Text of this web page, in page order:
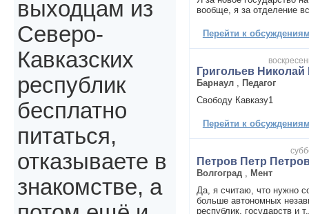
вообще, я за отделение
Перейти к
Григольев
Барнаул
Педагог
Свободу Кавказу1
Перейти к
Петров Петр
Волгоград
Мент
Да, я считаю, что нужно
больше автономных
республик, государств и
выходцам из
Северо-
Кавказских
республик
бесплатно
питаться,
отказываете в
знакомстве, а